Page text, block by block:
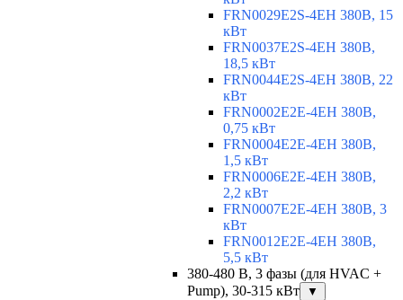
FRN0029E2S-4EH 380В, 15
кВт
FRN0037E2S-4EH 380В,
18,5 кВт
FRN0044E2S-4EH 380В, 22
кВт
FRN0002E2E-4EH 380В,
0,75 кВт
FRN0004E2E-4EH 380В,
1,5 кВт
FRN0006E2E-4EH 380В,
2,2 кВт
FRN0007E2E-4EH 380В, 3
кВт
FRN0012E2E-4EH 380В,
5,5 кВт
380-480 В, 3 фазы (для HVAC +
Pump), 30-315 кВт
▼